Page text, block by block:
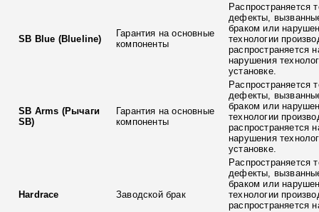
SB Blue (Blueline)
Гарантия на основные
компоненты
Распространяется
дефекты,
браком или
технологии
распространяется
нарушения
установке.
SB Arms (Рычаги
SB)
Гарантия на основные
компоненты
Распространяется
дефекты,
браком или
технологии
распространяется
нарушения
установке.
Hardrace Заводской брак
Распространяется
дефекты,
браком или
технологии
распространяется